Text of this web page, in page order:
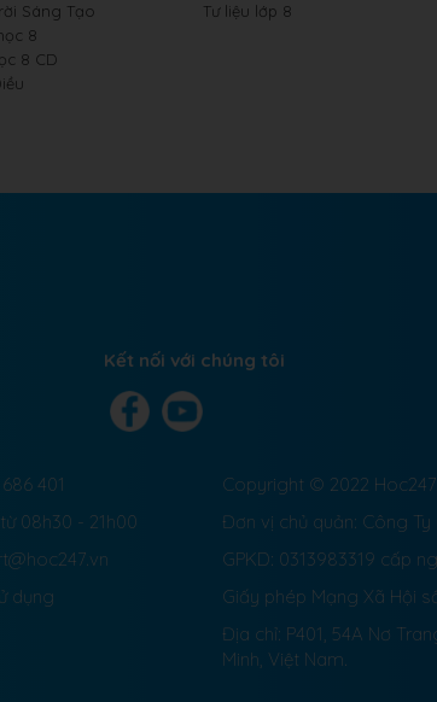
Sáng Tạo
8
8 CD
Tư liệu lớp 8
Kết nối với chúng tôi
401
08h30 - 21h00
dụng
Copyright © 2022
Đơn vị chủ quản: Công Ty
GPKD: 0313983319 cấp
Giấy phép Mạng Xã Hội
Địa chỉ: P401, 54A Nơ
Minh, Việt Nam.